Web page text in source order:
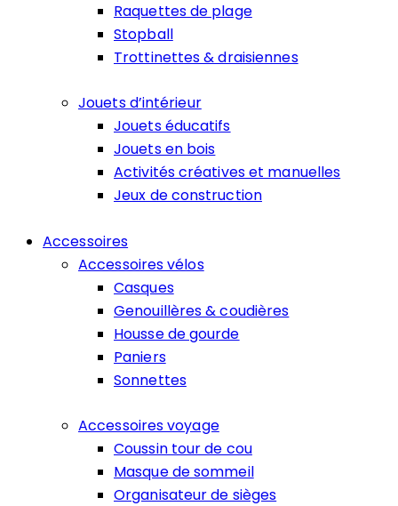
Raquettes de plage
Stopball
Trottinettes & draisiennes
Jouets d’intérieur
Jouets éducatifs
Jouets en bois
Activités créatives et manuelles
Jeux de construction
Accessoires
Accessoires vélos
Casques
Genouillères & coudières
Housse de gourde
Paniers
Sonnettes
Accessoires voyage
Coussin tour de cou
Masque de sommeil
Organisateur de sièges